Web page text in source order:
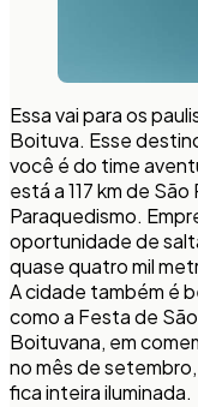
Essa vai para os
Boituva. Esse
você é do time
está a 117 km de
Paraquedismo.
oportunidade de
quase quatro mil
A cidade também é
como a Festa de
Boituvana, em
no mês de
fica inteira iluminada.